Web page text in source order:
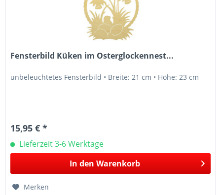
Fensterbild Küken im Osterglockennest...
unbeleuchtetes Fensterbild • Breite: 21 cm • Höhe: 23 cm
15,95 € *
Lieferzeit 3-6 Werktage
In den Warenkorb
Merken